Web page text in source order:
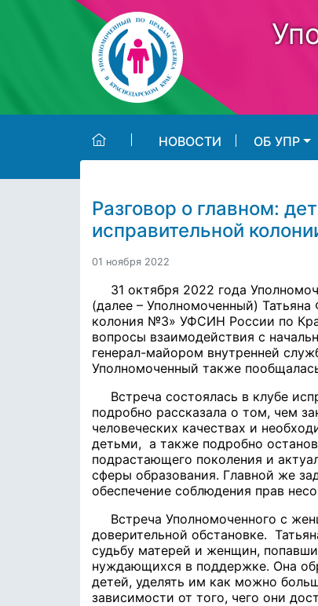
Skip to main content
НОВОСТИ ОБ УПР
Разговор о главном:
исправительной
01 ноября 2022
31 октября 2022 года
(далее – Уполномоченный)
колония №3» УФСИН России по
вопросы взаимодействия с
генерал-майором внутренней
Уполномоченный также
Встреча​ состоялась в клубе
подробно рассказала о том, чем
человеческих качествах и
детьми, ​ а также подробно
подрастающего поколения и
сферы образования. Главной же
обеспечение соблюдения прав
Встреча Уполномоченного с
доверительной обстановке.
судьбу матерей и женщин,
нуждающихся в поддержке. Она
детей, уделять им как можно
зависимости от того, чего они